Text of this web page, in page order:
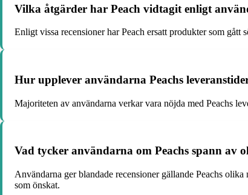
Vilka åtgärder har Peach vidtagit enligt
Enligt vissa recensioner har Peach ersatt produkter som
Hur upplever användarna Peachs
Majoriteten av användarna verkar vara nöjda med Peachs
Vad tycker användarna om Peachs spann av
Användarna ger blandade recensioner gällande Peachs
som önskat.